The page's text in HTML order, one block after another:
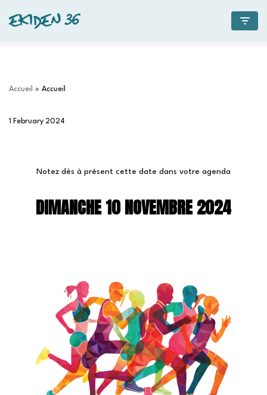
Accueil » Accueil
1 February 2024
Notez dès à présent cette date dans votre agenda
DIMANCHE 10 NOVEMBRE 2024